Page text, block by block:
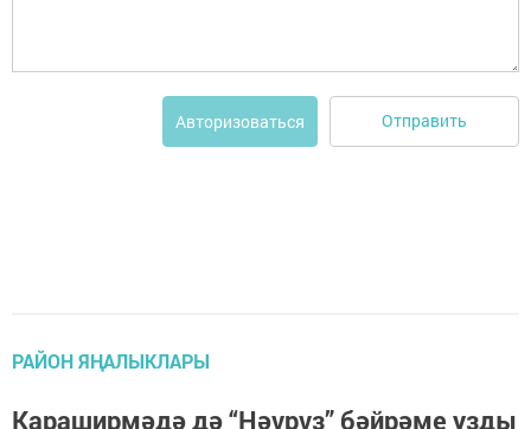
Авторизоваться Отправить
РАЙОН ЯҢАЛЫКЛАРЫ
Караширмәдә дә “Нәүрүз” бәйрәме узды